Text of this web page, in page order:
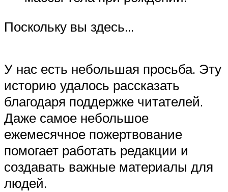
Поскольку вы здесь…
У нас есть небольшая просьба. Эту
историю удалось рассказать
благодаря поддержке читателей.
Даже самое небольшое
ежемесячное пожертвование
помогает работать редакции и
создавать важные материалы для
людей.